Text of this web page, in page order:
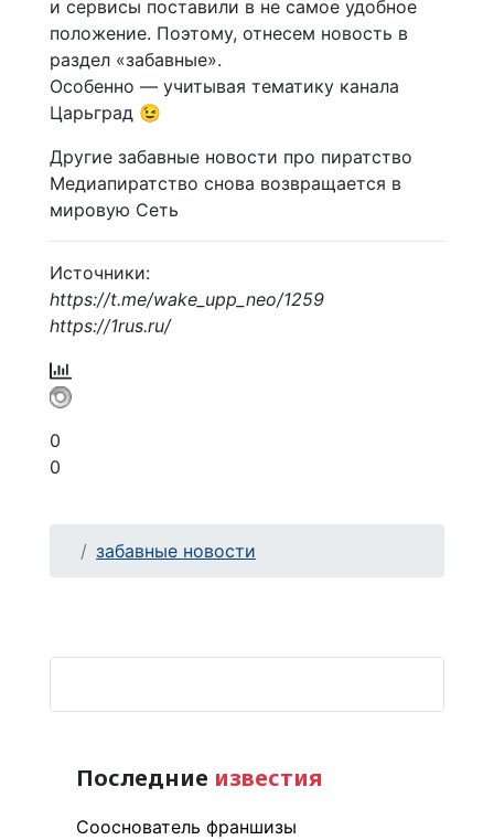
и сервисы поставили в не самое удобное
положение. Поэтому, отнесем новость в
раздел «забавные».
Особенно — учитывая тематику канала
Царьград 😉
Другие забавные новости про пиратство
Медиапиратство снова возвращается в
мировую Сеть
Источники:
https://t.me/wake_upp_neo/1259
https://1rus.ru/
0
0
забавные новости
Последние известия
Сооснователь франшизы